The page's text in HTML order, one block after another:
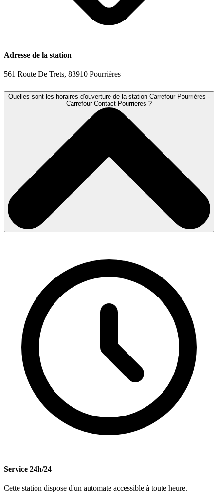
Adresse de la station
561 Route De Trets, 83910 Pourrières
Quelles sont les horaires d'ouverture de la station Carrefour Pourrières -
Carrefour Contact Pourrieres ?
Service 24h/24
Cette station dispose d'un automate accessible à toute heure.